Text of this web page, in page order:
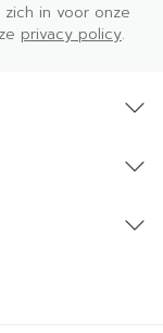
in voor onze
privacy policy.